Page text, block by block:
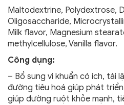
Maltodextrine, Polydextrose,
Oligosaccharide,
Milk flavor, Magnesium
methylcellulose, Vanilla flavor.
Công dụng:
– Bổ sung vi khuẩn có ích, tái
đường tiêu hoá giúp phát
giúp đường ruột khỏe mạnh,